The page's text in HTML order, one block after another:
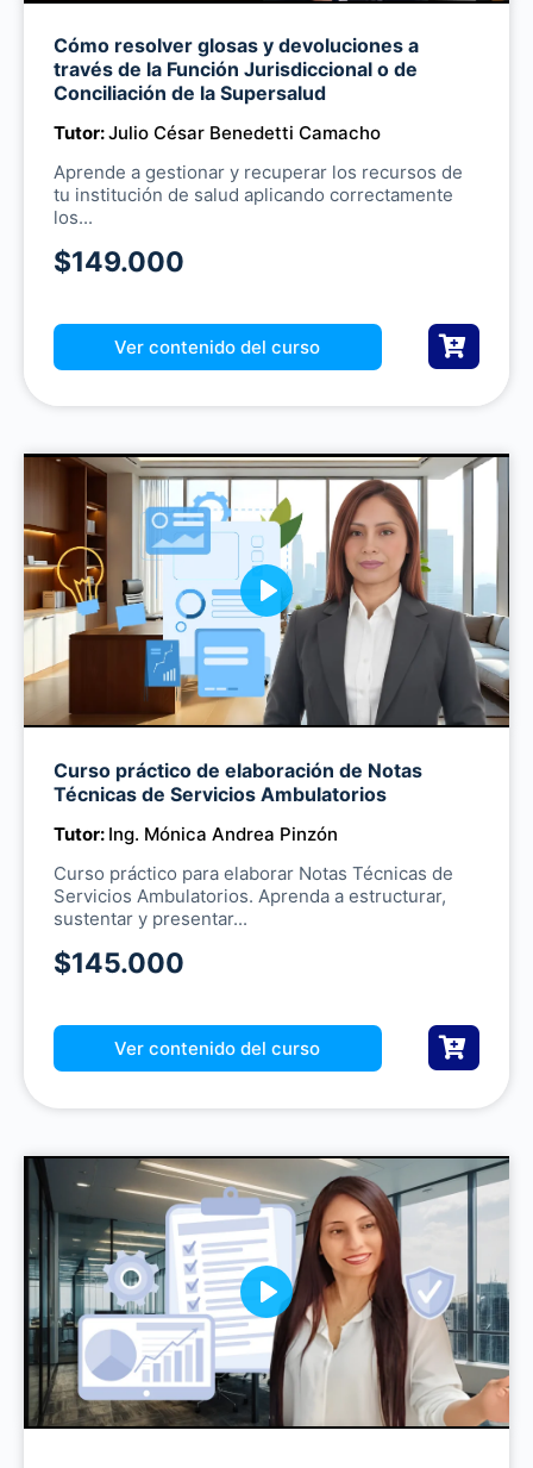
M
u
e
Cómo resolver glosas y devoluciones a
través de la Función Jurisdiccional o de
Conciliación de la Supersalud
Tutor:Julio César Benedetti Camacho
Aprende a gestionar y recuperar los recursos de
tu institución de salud aplicando correctamente
los...
$149.000
Ver contenido del curso
M
u
e
P
a
y
Curso práctico de elaboración de Notas
Técnicas de Servicios Ambulatorios
Tutor: Ing. Mónica Andrea Pinzón
Curso práctico para elaborar Notas Técnicas de
Servicios Ambulatorios. Aprenda a estructurar,
sustentar y presentar...
$145.000
Ver contenido del curso
P
l
a
y